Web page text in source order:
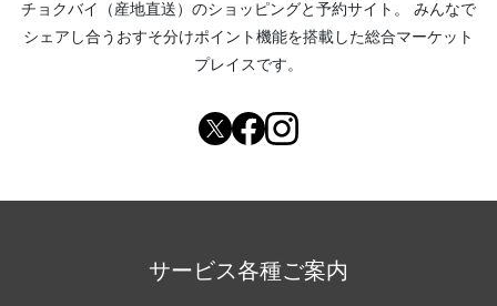
チョクバイ（産地直送） のショッピングと予約サイト。
みんなで
シェアし合う おすそ分けポイント機能を搭載した総合マーケット
プレイスです。
サービス各種ご案内